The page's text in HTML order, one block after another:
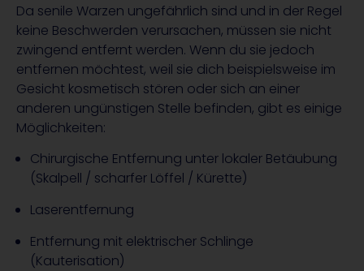
Da senile Warzen ungefährlich sind und in der Regel
keine Beschwerden verursachen, müssen sie nicht
zwingend entfernt werden. Wenn du sie jedoch
entfernen möchtest, weil sie dich beispielsweise im
Gesicht kosmetisch stören oder sich an einer
anderen ungünstigen Stelle befinden, gibt es einige
Möglichkeiten:
Chirurgische Entfernung unter lokaler Betäubung
(Skalpell / scharfer Löffel / Kürette)
Laserentfernung
Entfernung mit elektrischer Schlinge
(Kauterisation)